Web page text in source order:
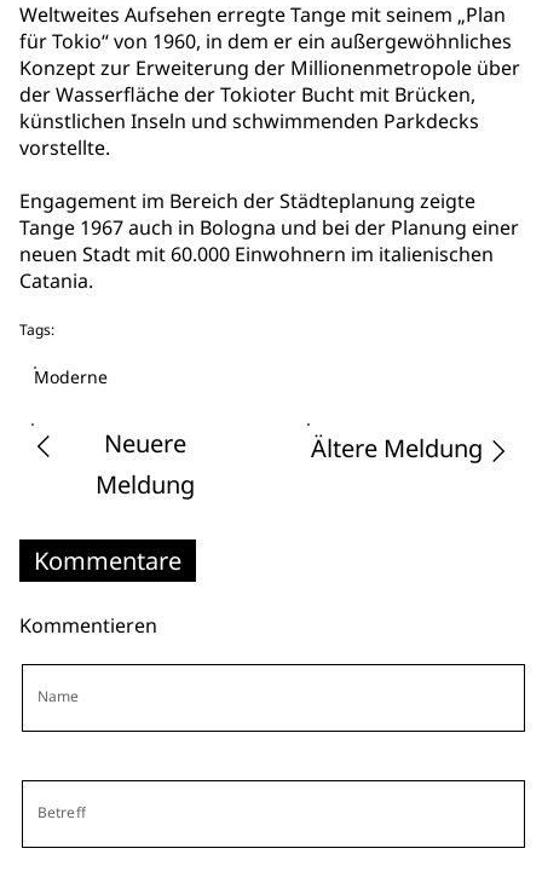
Weltweites Aufsehen erregte Tange mit seinem „Plan
für Tokio“ von 1960, in dem er ein außergewöhnliches
Konzept zur Erweiterung der Millionenmetropole über
der Wasserfläche der Tokioter Bucht mit Brücken,
künstlichen Inseln und schwimmenden Parkdecks
vorstellte.
Engagement im Bereich der Städteplanung zeigte
Tange 1967 auch in Bologna und bei der Planung einer
neuen Stadt mit 60.000 Einwohnern im italienischen
Catania.
Tags:
Moderne
Neuere
Meldung
Ältere Meldung
Kommentare
Kommentieren
Name
Betreff